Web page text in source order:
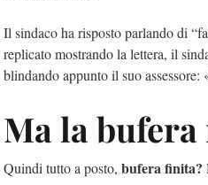
Il sindaco ha risposto parlando di
replicato mostrando la lettera, il
blindando appunto il suo assessore:
Ma la
Quindi tutto a posto, bufera finita?